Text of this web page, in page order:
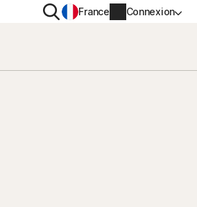
Rechercher
France Connexion